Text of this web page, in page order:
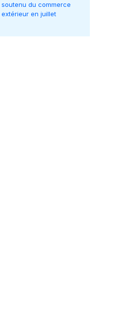
soutenu du commerce
extérieur en juillet